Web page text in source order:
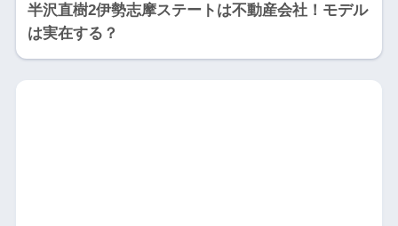
半沢直樹2伊勢志摩ステートは不動産会社！モデル
は実在する？